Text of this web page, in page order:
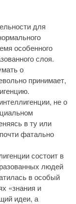
для
особенного
слоя.
о
принимает,
не о
в ту или
фатально
состоит в
людей
в особый
«знания и
идеи, а